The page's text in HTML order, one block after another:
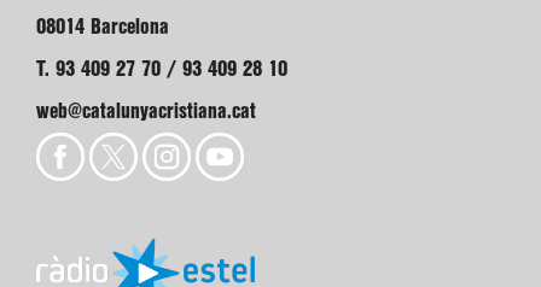
08014 Barcelona
T. 93 409 27 70 / 93 409 28 10
web@catalunyacristiana.cat